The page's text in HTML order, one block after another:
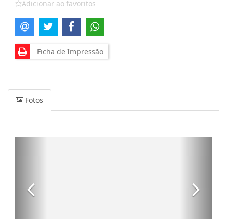
Adicionar ao favoritos
Ficha de Impressão
Fotos